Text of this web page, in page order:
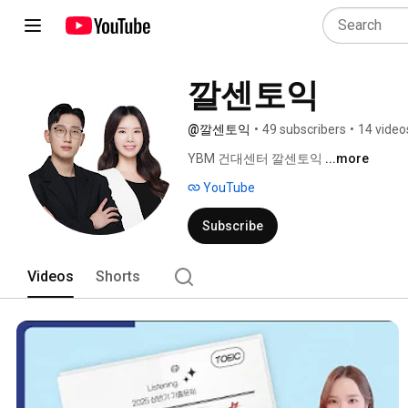
깔센토익
@깔센토익 • 49 subscribers • 14
YBM 건대센터 깔센토익 ...more
YouTube
Subscribe
Videos Shorts